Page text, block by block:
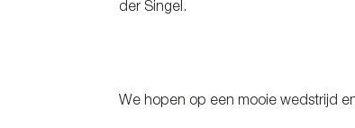
der Singel.
We hopen op een mooie wedstrijd